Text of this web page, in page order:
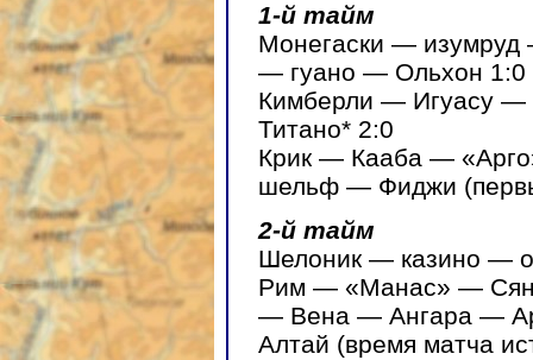
1-й тайм
Монегаски —
— гуано — Ольхон 1:0
Кимберли — Игуасу
Титано* 2:0
Крик — Кааба —
шельф — Фиджи
2-й тайм
Шелоник — казино —
Рим — «Манас» —
— Вена — Ангара —
Алтай (время матча